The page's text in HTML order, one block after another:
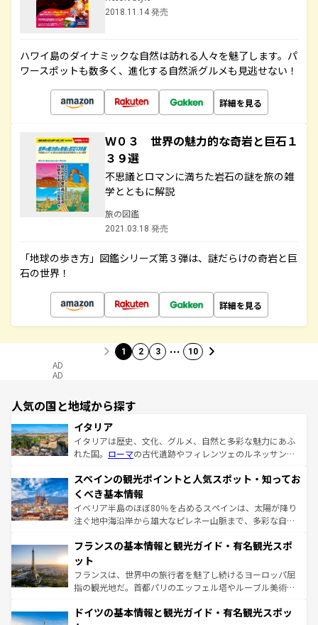
2018.11.14 発売
ハワイ島のダイナミックな自然は訪れる人々を魅了します。パ
ワースポットも数多く、進化する自然派グルメも見逃せない！
詳細を見る
Ｗ０３ 世界の魅力的な奇岩と巨石１
３９選
不思議とロマンに満ちた岩石の謎を旅の雑
学とともに解説
旅の図鑑
2021.03.18 発売
「地球の歩き方」図鑑シリーズ第３弾は、謎だらけの奇岩と巨
石の世界！
詳細を見る
1 2 3 … 10
AD
AD
人気の国と地域から探す
イタリア
イタリアは歴史、文化、グルメ、自然と多彩な魅力にあふ
れた国。 ローマの古代遺跡やフィレンツェのルネッサンス
ろん、トスカーナの美しい田園風景やアマルフィ海岸の絶
景など、自然景観も見逃せない。観光の合間には、本場の
ピザやパスタなど、絶品のイタリア料理を堪能することも
できる。朝目覚めてから夜眠るまで、すべての瞬間を楽し
なお、新着のイタリア情報はコンテンツ一覧を参照してほ
しい。
スペインの観光ポイントと人気スポット・知ってお
くべき基本情報
イベリア半島のほぼ80％を占めるスペインは、太陽が降り
注ぐ地中海沿岸から雄大なピレネー山脈まで、多彩な自然
文化が根付くこの国では、情熱的なフラメンコ、熱気あふ
れる闘牛、そして美味しいタパスが生活の一部となってい
る。首都マドリードの洗練された雰囲気や、バルセロナの
アートに溢れた街角から、地方では古代ローマ遺跡や中世
せる。地方によって風土や気候が異なるスペインはその個
フランスの基本情報と観光ガイド・有名観光スポ
ット
フランスは、世界中の旅行者を魅了し続けるヨーロッパ屈
指の観光地だ。首都パリのエッフェル塔やルーブル美術館
で、幅広い魅力が詰まっている。華麗な宮殿、歴史的な大
ドイツの基本情報と観光ガイド・有名観光スポッ